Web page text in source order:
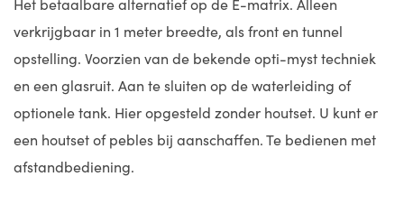
verkrijgbaar in 1 meter breedte, als front en tunnel
opstelling. Voorzien van de bekende opti-myst techniek
en een glasruit. Aan te sluiten op de waterleiding of
optionele tank. Hier opgesteld zonder houtset. U kunt er
een houtset of pebles bij aanschaffen. Te bedienen met
afstandbediening.